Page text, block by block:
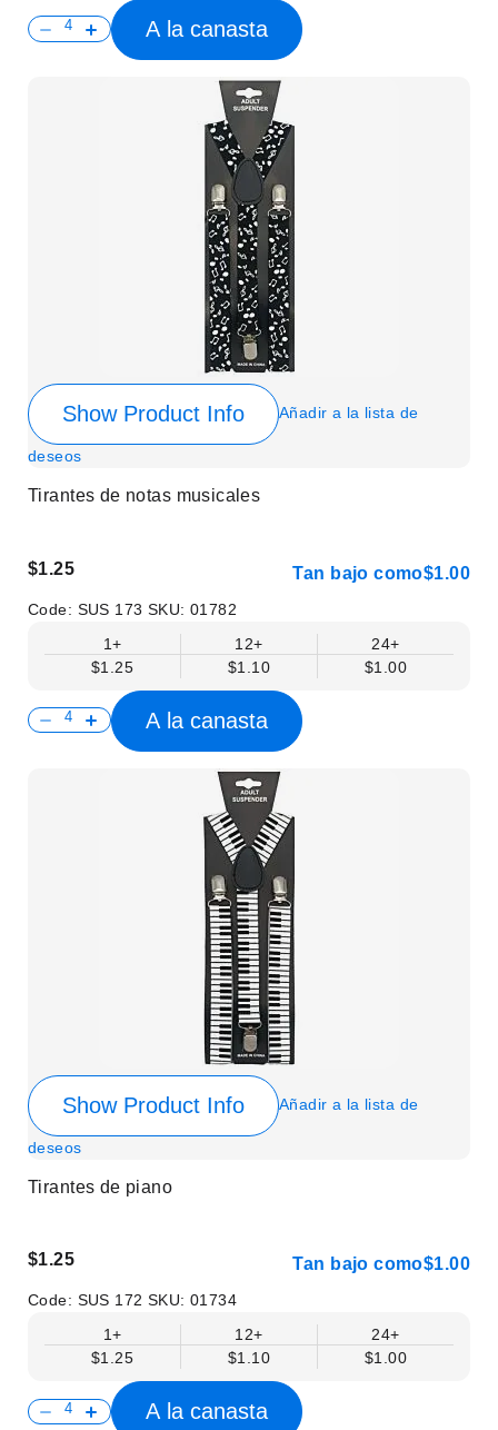
A la canasta
Show Product Info Añadir a la lista de
deseos
Tirantes de notas musicales
$1.25 Tan bajo como$1.00
Code: SUS 173 SKU:01782
1+
$1.25
12+
$1.10
24+
$1.00
A la canasta
Show Product Info Añadir a la lista de
deseos
Tirantes de piano
$1.25 Tan bajo como$1.00
Code: SUS 172 SKU:01734
1+
$1.25
12+
$1.10
24+
$1.00
A la canasta